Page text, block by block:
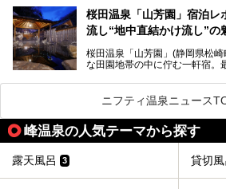
この記事はプレジャーリゾート
す。
京からは約2時間30分、直通電
もうれしいところ。
入れる温泉施設、チェックした
ティなどを一挙にまとめピック
桜田温泉「山芳園」宿泊レ
流し“地中直結かけ流し”の
桜田温泉「山芳園」(静岡県松
な田園地帯の中に佇む一軒宿。
地下に眠る源泉を加水・加温・
で空気にも触れさせることな
かけ流し」と言っても決して過
今回、桜田温泉「山芳園」の“
細レポート。また口コミの評判
や食事も併せて徹底紹介します
ニフティ温泉ニュース
峰温泉の人気テーマから探す
露天風呂 3 貸切